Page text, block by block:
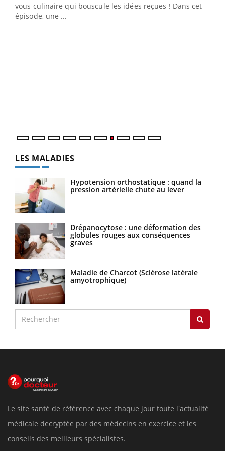
vous culinaire qui bouscule les idées reçues ! Dans cet
épisode, une ...
travail" de Pourquoi Docteur reçoivent Régis Blugeon,
DRH et directeur ...
LES MALADIES
Hypotension orthostatique : quand la
pression artérielle chute au lever
Drépanocytose : une déformation des
globules rouges aux conséquences
graves
Maladie de Charcot (Sclérose latérale
amyotrophique)
Le site santé de référence avec chaque jour toute l'actualité
médicale decryptée par des médecins en exercice et les
conseils des meilleurs spécialistes.